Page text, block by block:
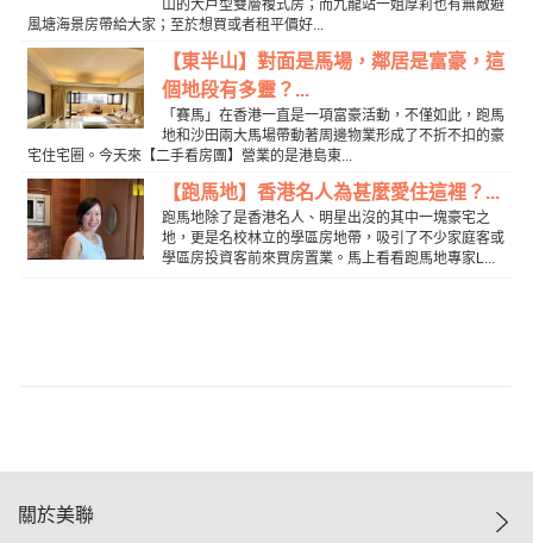
山的大戶型雙層複式房；而九龍站一姐厚莉也有無敵避
風塘海景房帶給大家；至於想買或者租平價好...
【東半山】對面是馬場，鄰居是富豪，這
個地段有多靈？...
「賽馬」在香港一直是一項富豪活動，不僅如此，跑馬
地和沙田兩大馬場帶動著周邊物業形成了不折不扣的豪
宅住宅圈。今天來【二手看房團】營業的是港島東...
【跑馬地】香港名人為甚麼愛住這裡？...
跑馬地除了是香港名人、明星出沒的其中一塊豪宅之
地，更是名校林立的學區房地帶，吸引了不少家庭客或
學區房投資客前來買房置業。馬上看看跑馬地專家L...
關於美聯